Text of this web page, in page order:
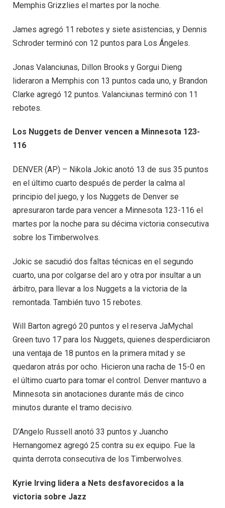
Memphis Grizzlies el martes por la noche.
James agregó 11 rebotes y siete asistencias, y Dennis
Schroder terminó con 12 puntos para Los Ángeles.
Jonas Valanciunas, Dillon Brooks y Gorgui Dieng
lideraron a Memphis con 13 puntos cada uno, y Brandon
Clarke agregó 12 puntos. Valanciunas terminó con 11
rebotes.
Los Nuggets de Denver vencen a Minnesota 123-
116
DENVER (AP) – Nikola Jokic anotó 13 de sus 35 puntos
en el último cuarto después de perder la calma al
principio del juego, y los Nuggets de Denver se
apresuraron tarde para vencer a Minnesota 123-116 el
martes por la noche para su décima victoria consecutiva
sobre los Timberwolves.
Jokic se sacudió dos faltas técnicas en el segundo
cuarto, una por colgarse del aro y otra por insultar a un
árbitro, para llevar a los Nuggets a la victoria de la
remontada. También tuvo 15 rebotes.
Will Barton agregó 20 puntos y el reserva JaMychal
Green tuvo 17 para los Nuggets, quienes desperdiciaron
una ventaja de 18 puntos en la primera mitad y se
quedaron atrás por ocho. Hicieron una racha de 15-0 en
el último cuarto para tomar el control. Denver mantuvo a
Minnesota sin anotaciones durante más de cinco
minutos durante el tramo decisivo.
D’Angelo Russell anotó 33 puntos y Juancho
Hernangomez agregó 25 contra su ex equipo. Fue la
quinta derrota consecutiva de los Timberwolves.
Kyrie Irving lidera a Nets desfavorecidos a la
victoria sobre Jazz